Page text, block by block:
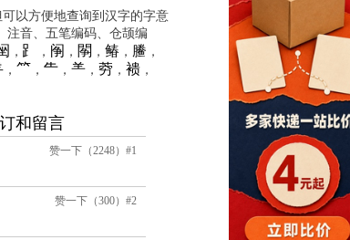
以方便地查询到汉字的字意
注音、五笔编码、仓颉编
， ⻊ ， 䦶 ， 䦛 ， 䲠 ， 䲢 ，
， ⺮ ， ⺧， ⺷， 䓖， 䙌，